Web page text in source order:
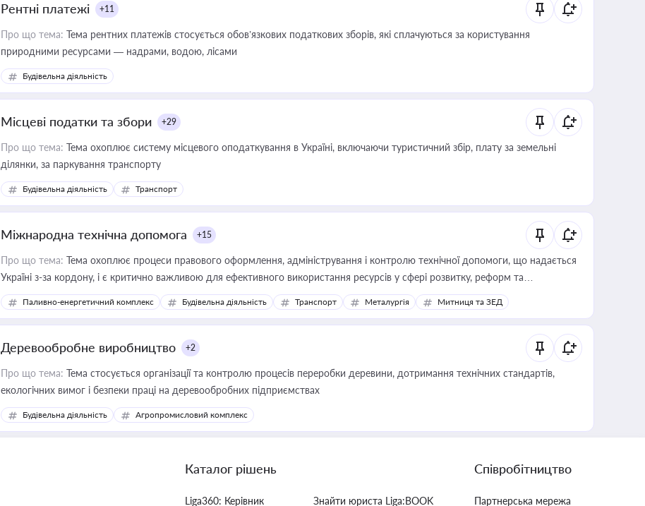
Рентні платежі +11
Про що тема: Тема рентних платежів стосується обов’язкових податкових зборів, які сплачуються за користування
природними ресурсами — надрами, водою, лісами
Будівельна діяльність
Місцеві податки та збори +29
Про що тема: Тема охоплює систему місцевого оподаткування в Україні, включаючи туристичний збір, плату за земельні
ділянки, за паркування транспорту
Будівельна діяльність Транспорт
Міжнародна технічна допомога +15
Про що тема: Тема охоплює процеси правового оформлення, адміністрування і контролю технічної допомоги, що надається
Україні з-за кордону, і є критично важливою для ефективного використання ресурсів у сфері розвитку, реформ та
інфраструктурних проєктів
Паливно-енергетичний комплекс Будівельна діяльність Транспорт Металургія Митниця та ЗЕД
Деревообробне виробництво +2
Про що тема: Тема стосується організації та контролю процесів переробки деревини, дотримання технічних стандартів,
екологічних вимог і безпеки праці на деревообробних підприємствах
Будівельна діяльність Агропромисловий комплекс
Каталог рішень
Liga360: Керівник Знайти юриста Liga:BOOK
Співробітництво
Партнерська мережа